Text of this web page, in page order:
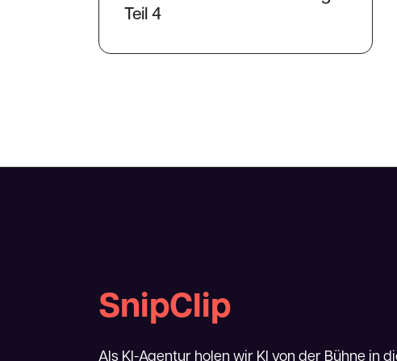
Teil 4
SnipClip
Als KI-Agentur holen wir KI von der Bühne in